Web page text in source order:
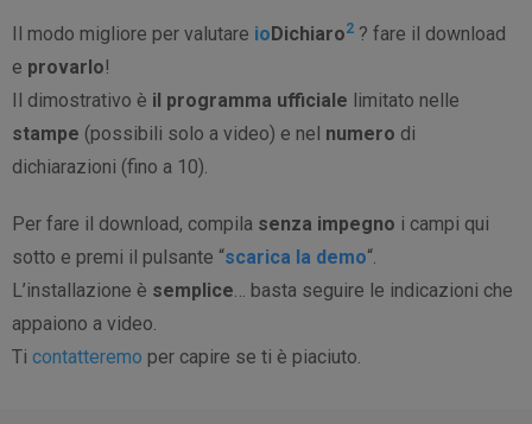
Il modo migliore per valutare ioDichiaro2 ? fare il download
e provarlo!
Il dimostrativo è il programma ufficiale limitato nelle
stampe (possibili solo a video) e nel numero di
dichiarazioni (fino a 10).
Per fare il download, compila senza impegno i campi qui
sotto e premi il pulsante “scarica la demo“.
L’installazione è semplice… basta seguire le indicazioni che
appaiono a video.
Ti contatteremo per capire se ti è piaciuto.